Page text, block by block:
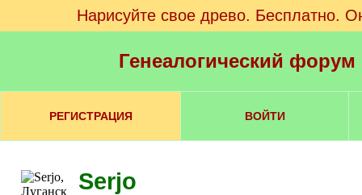
Нарисуйте свое древо. Бесплатно.
Генеалогический
РЕГИСТРАЦИЯ ВОЙТИ
Serjo